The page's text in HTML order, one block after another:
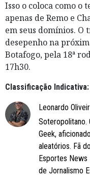
Isso o coloca como
apenas de Remo e
em seus domínios.
desepenho na
Botafogo, pela 18ª
17h30.
Classificação
Leonardo
Soteropolitano.
Geek,
aleatórios. Fã
Esportes News
de Jornalismo